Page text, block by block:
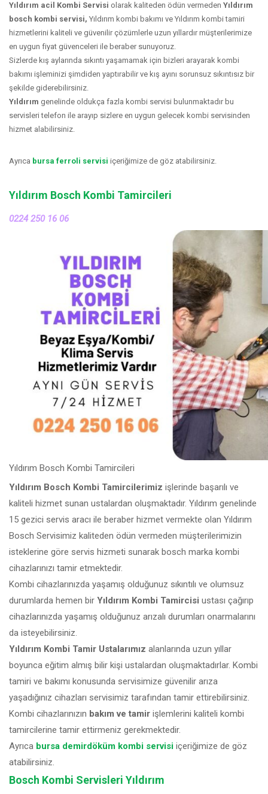
Yıldırım acil Kombi Servisi olarak kaliteden ödün vermeden Yıldırım
bosch kombi servisi, Yıldırım kombi bakımı ve Yıldırım kombi tamiri
hizmetlerini kaliteli ve güvenilir çözümlerle uzun yıllardır müşterilerimize
en uygun fiyat güvenceleri ile beraber sunuyoruz.
Sizlerde kış aylarında sıkıntı yaşamamak için bizleri arayarak kombi
bakımı işleminizi şimdiden yaptırabilir ve kış ayını sorunsuz sıkıntısız bir
şekilde giderebilirsiniz.
Yıldırım genelinde oldukça fazla kombi servisi bulunmaktadır bu
servisleri telefon ile arayıp sizlere en uygun gelecek kombi servisinden
hizmet alabilirsiniz.
Ayrıca bursa ferroli servisi içeriğimize de göz atabilirsiniz.
Yıldırım Bosch Kombi Tamircileri
0224 250 16 06
Yıldırım Bosch Kombi Tamircileri
Yıldırım Bosch Kombi Tamircilerimiz işlerinde başarılı ve
kaliteli hizmet sunan ustalardan oluşmaktadır. Yıldırım genelinde
15 gezici servis aracı ile beraber hizmet vermekte olan Yıldırım
Bosch Servisimiz kaliteden ödün vermeden müşterilerimizin
isteklerine göre servis hizmeti sunarak bosch marka kombi
cihazlarınızı tamir etmektedir.
Kombi cihazlarınızda yaşamış olduğunuz sıkıntılı ve olumsuz
durumlarda hemen bir Yıldırım Kombi Tamircisi ustası çağırıp
cihazlarınızda yaşamış olduğunuz arızalı durumları onarmalarını
da isteyebilirsiniz.
Yıldırım Kombi Tamir Ustalarımız alanlarında uzun yıllar
boyunca eğitim almış bilir kişi ustalardan oluşmaktadırlar. Kombi
tamiri ve bakımı konusunda servisimize güvenilir arıza
yaşadığınız cihazları servisimiz tarafından tamir ettirebilirsiniz.
Kombi cihazlarınızın bakım ve tamir işlemlerini kaliteli kombi
tamircilerine tamir ettirmeniz gerekmektedir.
Ayrıca bursa demirdöküm kombi servisi içeriğimize de göz
atabilirsiniz.
Bosch Kombi Servisleri Yıldırım